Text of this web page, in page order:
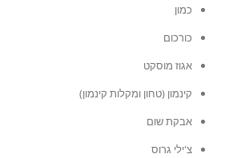
כמון
כורכום
אגוז מוסקט
קינמון (טחון ומקלות קינמון)
אבקת שום
צ'ילי גרוס